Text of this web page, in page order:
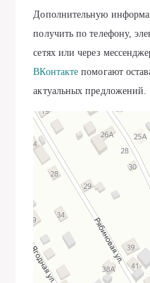
Дополнительную
получить по телефону,
сетях или через
ВКонтакте помогают
актуальных предложений.